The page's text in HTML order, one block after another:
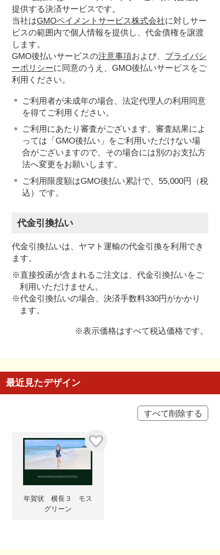
提供する決済サービスです。
当社はGMOペイメントサービス株式会社に対しサー
ビスの範囲内で個人情報を提供し、代金債権を譲渡
します。
GMO後払いサービスの注意事項および、 プライバシ
ーポリシーに同意のうえ、GMO後払いサービスをご
利用ください。
ご利用者が未成年の場合、法定代理人の利用同意
を得てご利用ください。
ご利用にあたり審査がございます。審査結果によ
っては「GMO後払い」をご利用いただけない場
合がございますので、その場合には別のお支払方
法へ変更をお願いします。
ご利用限度額はGMO後払い累計で、55,000円（税
込）です。
代金引換払い
代金引換払いは、ヤマト運輸の代金引換を利用でき
ます。
※直接投函が含まれるご注文は、代金引換払いをご
利用いただけません。
※代金引換払いの場合、決済手数料330円がかかり
ます。
※表示価格はすべて税込価格です。
最近見たデザイン
すべて削除する
年賀状 横長３ モス
グリーン